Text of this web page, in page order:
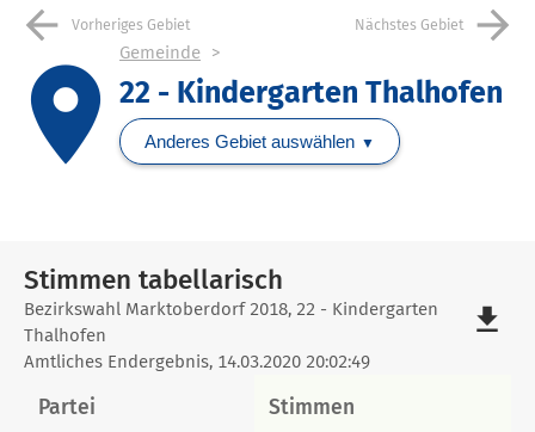
arrow_back Vorheriges Gebiet Nächstes Gebiet arrow_forward
place
Gemeinde
22 - Kindergarten Thalhofen
Anderes Gebiet auswählen
Stimmen tabellarisch
Stimmen
tabellarisch
Bezirkswahl Marktoberdorf 2018, 22 - Kindergarten
Thalhofen
Amtliches Endergebnis, 14.03.2020 20:02:49
file_download
Partei Stimmen